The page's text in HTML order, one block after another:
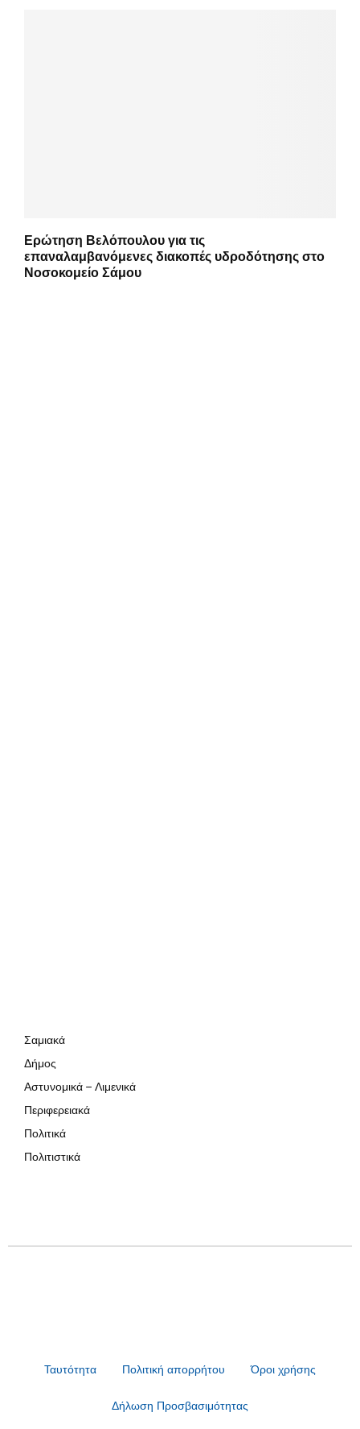
Ερώτηση Βελόπουλου για τις
επαναλαμβανόμενες διακοπές υδροδότησης στο
Νοσοκομείο Σάμου
Σαμιακά
Δήμος
Αστυνομικά – Λιμενικά
Περιφερειακά
Πολιτικά
Πολιτιστικά
Ταυτότητα Πολιτική απορρήτου Όροι χρήσης
Δήλωση Προσβασιμότητας